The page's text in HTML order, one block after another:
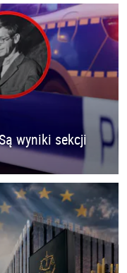
wyniki sekcji